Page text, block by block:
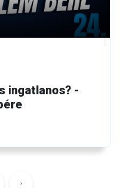
ingatlanos? -
›